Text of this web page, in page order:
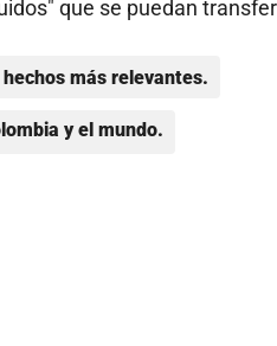
que se puedan
más relevantes.
y el mundo.